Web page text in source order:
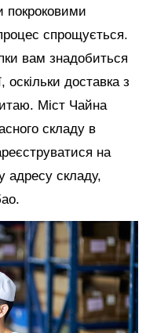
покроковими
спрощується.
вам знадобиться
оскільки доставка з
Міст Чайна
складу в
на
адресу складу,